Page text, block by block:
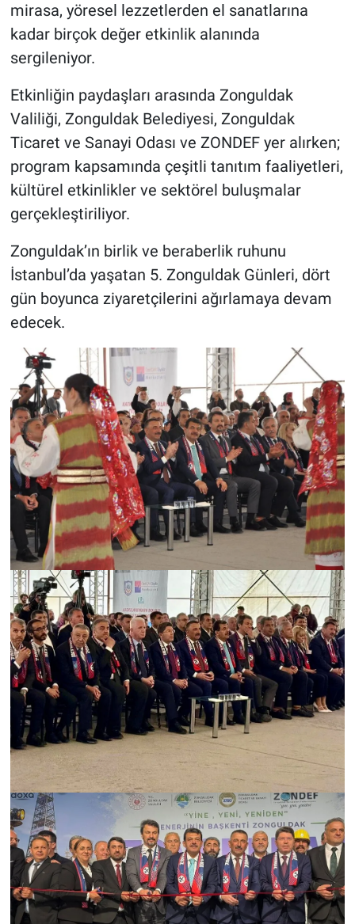
mirasa, yöresel lezzetlerden el sanatlarına
kadar birçok değer etkinlik alanında
sergileniyor.
Etkinliğin paydaşları arasında Zonguldak
Valiliği, Zonguldak Belediyesi, Zonguldak
Ticaret ve Sanayi Odası ve ZONDEF yer alırken;
program kapsamında çeşitli tanıtım faaliyetleri,
kültürel etkinlikler ve sektörel buluşmalar
gerçekleştiriliyor.
Zonguldak’ın birlik ve beraberlik ruhunu
İstanbul’da yaşatan 5. Zonguldak Günleri, dört
gün boyunca ziyaretçilerini ağırlamaya devam
edecek.